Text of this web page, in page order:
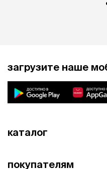
загрузите наше
каталог
покупателям